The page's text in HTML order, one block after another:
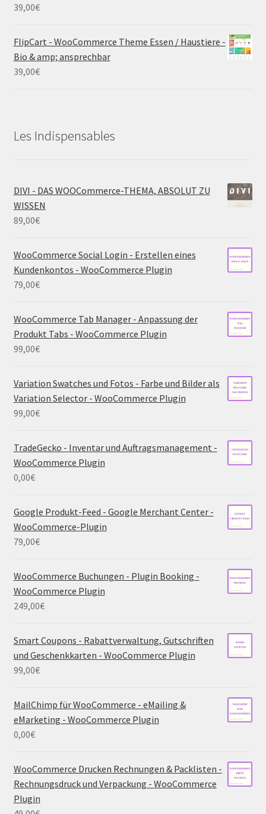
39,00€
FlipCart - WooCommerce Theme Essen / Haustiere -
Bio & amp; ansprechbar
39,00€
Les Indispensables
DIVI - DAS WOOCommerce-THEMA, ABSOLUT ZU
WISSEN
89,00€
WooCommerce Social Login - Erstellen eines
Kundenkontos - WooCommerce Plugin
79,00€
WooCommerce Tab Manager - Anpassung der
Produkt Tabs - WooCommerce Plugin
99,00€
Variation Swatches und Fotos - Farbe und Bilder als
Variation Selector - WooCommerce Plugin
99,00€
TradeGecko - Inventar und Auftragsmanagement -
WooCommerce Plugin
0,00€
Google Produkt-Feed - Google Merchant Center -
WooCommerce-Plugin
79,00€
WooCommerce Buchungen - Plugin Booking -
WooCommerce Plugin
249,00€
Smart Coupons - Rabattverwaltung, Gutschriften
und Geschenkkarten - WooCommerce Plugin
99,00€
MailChimp für WooCommerce - eMailing &
eMarketing - WooCommerce Plugin
0,00€
WooCommerce Drucken Rechnungen & Packlisten -
Rechnungsdruck und Verpackung - WooCommerce
Plugin